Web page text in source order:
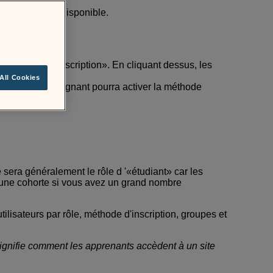
dessus n'est disponible.
d'inscription». En cliquant dessus, les
d'œil, l'enseignant pourra activer la méthode
généralement le rôle d '«étudiant» car les
cohorte si vous avez un grand nombre
par rôle, méthode d'inscription, groupes et
comment les apprenants accèdent à un site
Cookies